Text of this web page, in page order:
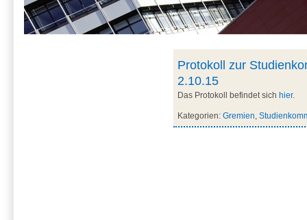
Protokoll zur
2.10.15
Das Protokoll befindet sich hier.
Kategorien: Gremien,